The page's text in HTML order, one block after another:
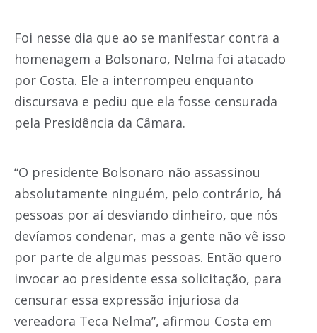
Foi nesse dia que ao se manifestar contra a
homenagem a Bolsonaro, Nelma foi atacado
por Costa. Ele a interrompeu enquanto
discursava e pediu que ela fosse censurada
pela Presidência da Câmara.
“O presidente Bolsonaro não assassinou
absolutamente ninguém, pelo contrário, há
pessoas por aí desviando dinheiro, que nós
devíamos condenar, mas a gente não vê isso
por parte de algumas pessoas. Então quero
invocar ao presidente essa solicitação, para
censurar essa expressão injuriosa da
vereadora Teca Nelma”, afirmou Costa em